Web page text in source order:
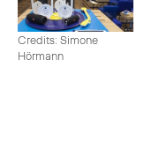
Credits: Simone
Hörmann